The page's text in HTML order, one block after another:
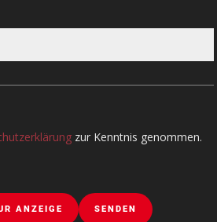
zur Kenntnis genommen.
ANZEIGE SENDEN